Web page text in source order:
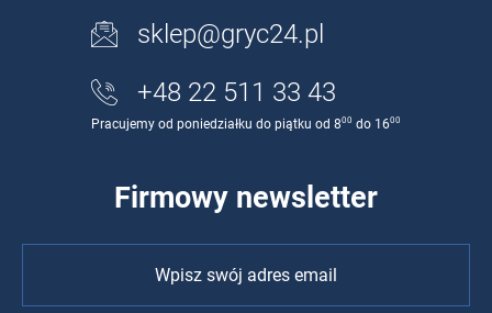
sklep@gryc24.pl
+48 22 511 33 43
Pracujemy od poniedziałku do piątku od 800 do 1600
Firmowy newsletter